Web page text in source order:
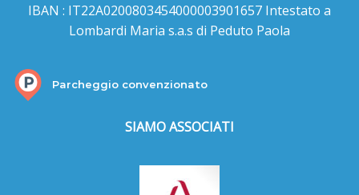
IBAN : IT22A0200803454000003901657 Intestato a
Lombardi Maria s.a.s di Peduto Paola
Parcheggio convenzionato
SIAMO ASSOCIATI